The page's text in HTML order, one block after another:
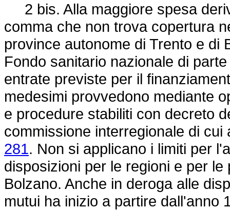
2 bis. Alla maggiore spesa
comma che non trova copertura
province autonome di Trento e di
Fondo sanitario nazionale di
entrate previste per il
medesimi provvedono mediante
e procedure stabiliti con decreto
commissione interregionale di
281. Non si applicano i limiti per
disposizioni per le regioni e per
Bolzano. Anche in deroga alle
mutui ha inizio a partire dall'anno